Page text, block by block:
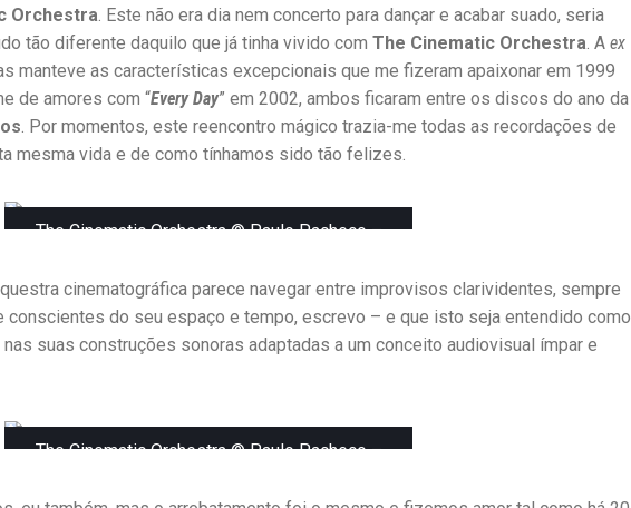
Orchestra. Este não era dia nem concerto para dançar e acabar suado, seria
tão diferente daquilo que já tinha vivido com The Cinematic Orchestra. A ex
manteve as características excepcionais que me fizeram apaixonar em 1999
de amores com “Every Day” em 2002, ambos ficaram entre os discos do ano da
. Por momentos, este reencontro mágico trazia-me todas as recordações de
mesma vida e de como tínhamos sido tão felizes.
The Cinematic Orchestra ©️ Paulo Pacheco –
cinematográfica parece navegar entre improvisos clarividentes, sempre
conscientes do seu espaço e tempo, escrevo – e que isto seja entendido como
suas construções sonoras adaptadas a um conceito audiovisual ímpar e
The Cinematic Orchestra ©️ Paulo Pacheco –